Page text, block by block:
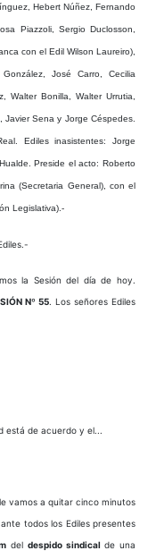
Hebert Núñez, Fernando
Piazzoli, Sergio Duclosson,
con el Edil Wilson Laureiro),
José Carro, Cecilia
Walter Bonilla, Walter Urrutia,
Sena y Jorge Céspedes.
Ediles inasistentes: Jorge
Preside el acto: Roberto
(Secretaria General), con el
Legislativa).-
la Sesión del día de hoy.
Nº 55. Los señores Ediles
está de acuerdo y el...
vamos a quitar cinco minutos
todos los Ediles presentes
del despido sindicalde una